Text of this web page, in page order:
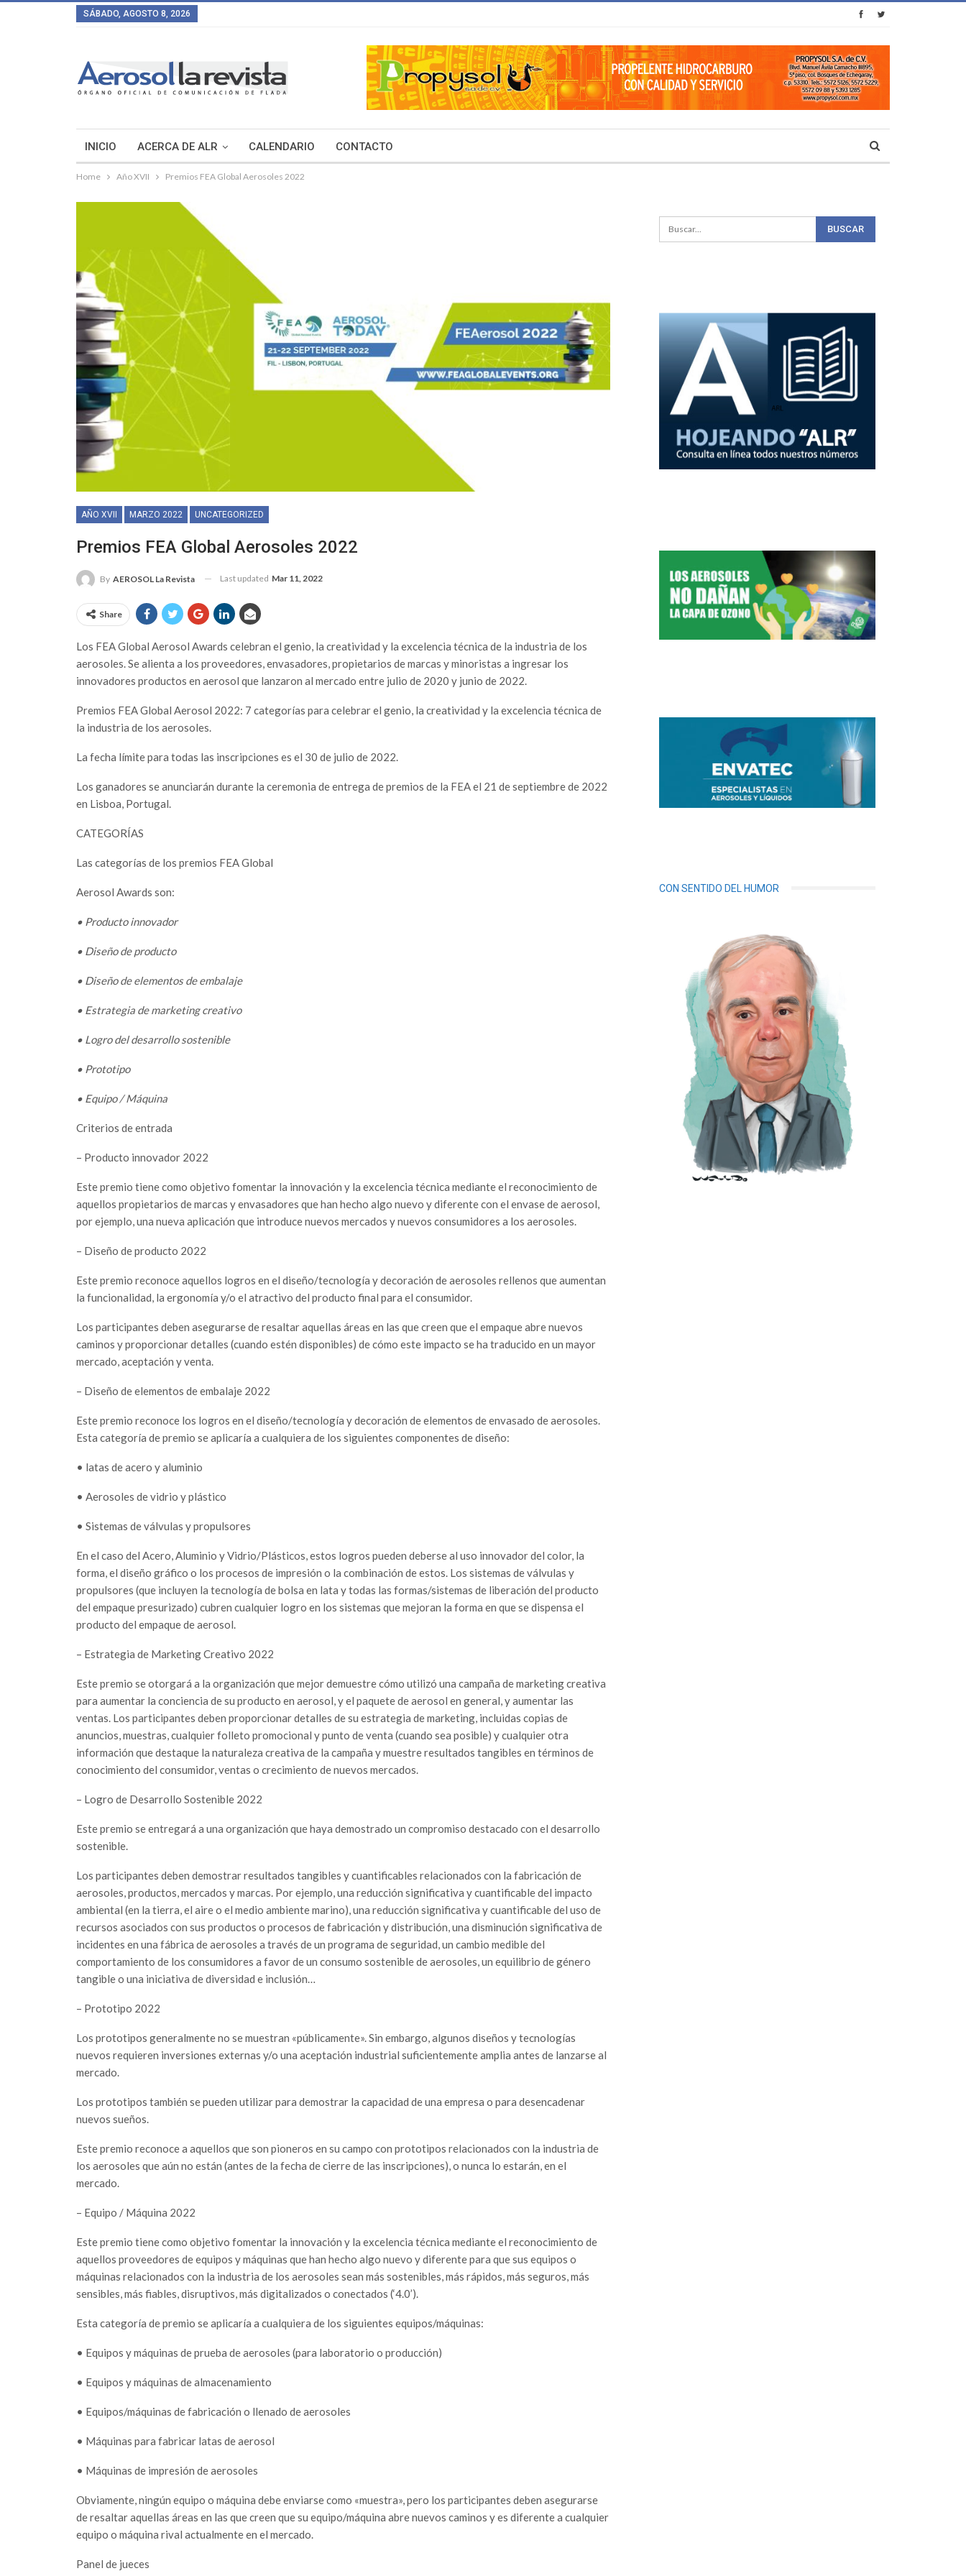
SÁBADO, AGOSTO 8, 2026
INICIO ACERCA DE ALR CALENDARIO CONTACTO
Home Año XVII Premios FEA Global Aerosoles 2022
AÑO XVII MARZO 2022 UNCATEGORIZED
Premios FEA Global Aerosoles 2022
By AEROSOL La Revista Last updated Mar 11, 2022
Share
Los FEA Global Aerosol Awards celebran el genio, la creatividad y la excelencia técnica de la industria de los
aerosoles. Se alienta a los proveedores, envasadores, propietarios de marcas y minoristas a ingresar los
innovadores productos en aerosol que lanzaron al mercado entre julio de 2020 y junio de 2022.
Premios FEA Global Aerosol 2022: 7 categorías para celebrar el genio, la creatividad y la excelencia técnica de
la industria de los aerosoles.
La fecha límite para todas las inscripciones es el 30 de julio de 2022.
Los ganadores se anunciarán durante la ceremonia de entrega de premios de la FEA el 21 de septiembre de 2022
en Lisboa, Portugal.
CATEGORÍAS
Las categorías de los premios FEA Global
Aerosol Awards son:
• Producto innovador
• Diseño de producto
• Diseño de elementos de embalaje
• Estrategia de marketing creativo
• Logro del desarrollo sostenible
• Prototipo
• Equipo / Máquina
Criterios de entrada
– Producto innovador 2022
Este premio tiene como objetivo fomentar la innovación y la excelencia técnica mediante el reconocimiento de
aquellos propietarios de marcas y envasadores que han hecho algo nuevo y diferente con el envase de aerosol,
por ejemplo, una nueva aplicación que introduce nuevos mercados y nuevos consumidores a los aerosoles.
– Diseño de producto 2022
Este premio reconoce aquellos logros en el diseño/tecnología y decoración de aerosoles rellenos que aumentan
la funcionalidad, la ergonomía y/o el atractivo del producto final para el consumidor.
Los participantes deben asegurarse de resaltar aquellas áreas en las que creen que el empaque abre nuevos
caminos y proporcionar detalles (cuando estén disponibles) de cómo este impacto se ha traducido en un mayor
mercado, aceptación y venta.
– Diseño de elementos de embalaje 2022
Este premio reconoce los logros en el diseño/tecnología y decoración de elementos de envasado de aerosoles.
Esta categoría de premio se aplicaría a cualquiera de los siguientes componentes de diseño:
• latas de acero y aluminio
• Aerosoles de vidrio y plástico
• Sistemas de válvulas y propulsores
En el caso del Acero, Aluminio y Vidrio/Plásticos, estos logros pueden deberse al uso innovador del color, la
forma, el diseño gráfico o los procesos de impresión o la combinación de estos. Los sistemas de válvulas y
propulsores (que incluyen la tecnología de bolsa en lata y todas las formas/sistemas de liberación del producto
del empaque presurizado) cubren cualquier logro en los sistemas que mejoran la forma en que se dispensa el
producto del empaque de aerosol.
– Estrategia de Marketing Creativo 2022
Este premio se otorgará a la organización que mejor demuestre cómo utilizó una campaña de marketing creativa
para aumentar la conciencia de su producto en aerosol, y el paquete de aerosol en general, y aumentar las
ventas. Los participantes deben proporcionar detalles de su estrategia de marketing, incluidas copias de
anuncios, muestras, cualquier folleto promocional y punto de venta (cuando sea posible) y cualquier otra
información que destaque la naturaleza creativa de la campaña y muestre resultados tangibles en términos de
conocimiento del consumidor, ventas o crecimiento de nuevos mercados.
– Logro de Desarrollo Sostenible 2022
Este premio se entregará a una organización que haya demostrado un compromiso destacado con el desarrollo
sostenible.
Los participantes deben demostrar resultados tangibles y cuantificables relacionados con la fabricación de
aerosoles, productos, mercados y marcas. Por ejemplo, una reducción significativa y cuantificable del impacto
ambiental (en la tierra, el aire o el medio ambiente marino), una reducción significativa y cuantificable del uso de
recursos asociados con sus productos o procesos de fabricación y distribución, una disminución significativa de
incidentes en una fábrica de aerosoles a través de un programa de seguridad, un cambio medible del
comportamiento de los consumidores a favor de un consumo sostenible de aerosoles, un equilibrio de género
tangible o una iniciativa de diversidad e inclusión…
– Prototipo 2022
Los prototipos generalmente no se muestran «públicamente». Sin embargo, algunos diseños y tecnologías
nuevos requieren inversiones externas y/o una aceptación industrial suficientemente amplia antes de lanzarse al
mercado.
Los prototipos también se pueden utilizar para demostrar la capacidad de una empresa o para desencadenar
nuevos sueños.
Este premio reconoce a aquellos que son pioneros en su campo con prototipos relacionados con la industria de
los aerosoles que aún no están (antes de la fecha de cierre de las inscripciones), o nunca lo estarán, en el
mercado.
– Equipo / Máquina 2022
Este premio tiene como objetivo fomentar la innovación y la excelencia técnica mediante el reconocimiento de
aquellos proveedores de equipos y máquinas que han hecho algo nuevo y diferente para que sus equipos o
máquinas relacionados con la industria de los aerosoles sean más sostenibles, más rápidos, más seguros, más
sensibles, más fiables, disruptivos, más digitalizados o conectados (‘4.0’).
Esta categoría de premio se aplicaría a cualquiera de los siguientes equipos/máquinas:
• Equipos y máquinas de prueba de aerosoles (para laboratorio o producción)
• Equipos y máquinas de almacenamiento
• Equipos/máquinas de fabricación o llenado de aerosoles
• Máquinas para fabricar latas de aerosol
• Máquinas de impresión de aerosoles
Obviamente, ningún equipo o máquina debe enviarse como «muestra», pero los participantes deben asegurarse
de resaltar aquellas áreas en las que creen que su equipo/máquina abre nuevos caminos y es diferente a cualquier
equipo o máquina rival actualmente en el mercado.
Panel de jueces
CON SENTIDO DEL HUMOR